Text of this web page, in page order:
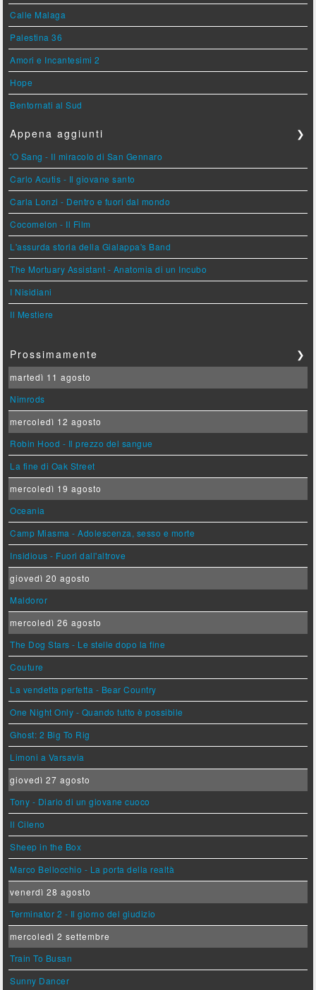
Calle Malaga
Palestina 36
Amori e Incantesimi 2
Hope
Bentornati al Sud
Appena aggiunti ❯
'O Sang - Il miracolo di San Gennaro
Carlo Acutis - Il giovane santo
Carla Lonzi - Dentro e fuori dal mondo
Cocomelon - Il Film
L'assurda storia della Gialappa's Band
The Mortuary Assistant - Anatomia di un Incubo
I Nisidiani
Il Mestiere
Prossimamente ❯
martedì 11 agosto
Nimrods
mercoledì 12 agosto
Robin Hood - Il prezzo del sangue
La fine di Oak Street
mercoledì 19 agosto
Oceania
Camp Miasma - Adolescenza, sesso e morte
Insidious - Fuori dall'altrove
giovedì 20 agosto
Maldoror
mercoledì 26 agosto
The Dog Stars - Le stelle dopo la fine
Couture
La vendetta perfetta - Bear Country
One Night Only - Quando tutto è possibile
Ghost: 2 Big To Rig
Limoni a Varsavia
giovedì 27 agosto
Tony - Diario di un giovane cuoco
Il Cileno
Sheep in the Box
Marco Bellocchio - La porta della realtà
venerdì 28 agosto
Terminator 2 - Il giorno del giudizio
mercoledì 2 settembre
Train To Busan
Sunny Dancer